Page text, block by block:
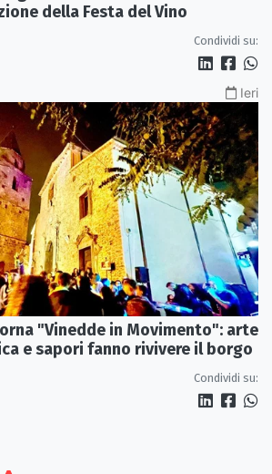
della Festa del Vino
Condividi su:
Ieri
"Vinedde in Movimento": arte
e sapori fanno rivivere il borgo
Condividi su: